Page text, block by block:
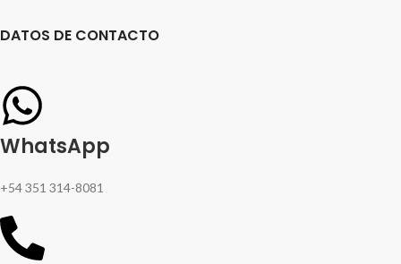
DATOS DE CONTACTO
WhatsApp
+54 351 314-8081